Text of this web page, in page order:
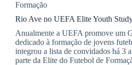
Formação
Rio Ave no UEFA Elite Youth
Anualmente a UEFA promove um
dedicado à formação de jovens
integrou a lista de convidados há 3
parte da Elite do Futebol de